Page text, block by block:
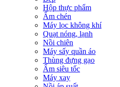
Hộp thực phẩm
Ấm chén
Máy lọc không khí
Quạt nóng, lạnh
Nồi chiên
Máy sấy quần áo
Thùng đựng gạo
Ấm siêu tốc
Máy xay